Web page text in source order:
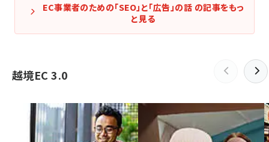
EC事業者のための「SEO」と「広告」の話 の記事をもっ
と見る
越境EC 3.0